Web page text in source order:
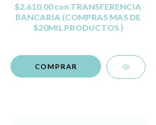
$2.610,00con TRANSFERENCIA
BANCARIA (COMPRAS MAS DE
$20MIL PRODUCTOS )